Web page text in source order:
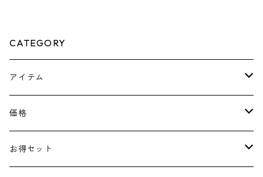
CATEGORY
アイテム
ピアス
ネックレス
価格
￥1100～￥2000
お得セット